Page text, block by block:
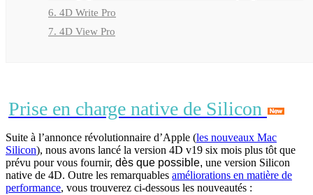
6. 4D Write Pro
7. 4D View Pro
Prise en charge native de Silicon
Suite à l’annonce révolutionnaire d’Apple (les nouveaux Mac
Silicon), nous avons lancé la version 4D v19 six mois plus tôt que
prévu pour vous fournir, dès que possible, une version Silicon
native de 4D. Outre les remarquables améliorations en matière de
performance, vous trouverez ci-dessous les nouveautés :